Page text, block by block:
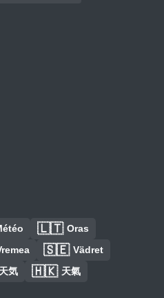
🇱🇹 Oras
🇸🇪 Vädret
天気 🇭🇰 天氣